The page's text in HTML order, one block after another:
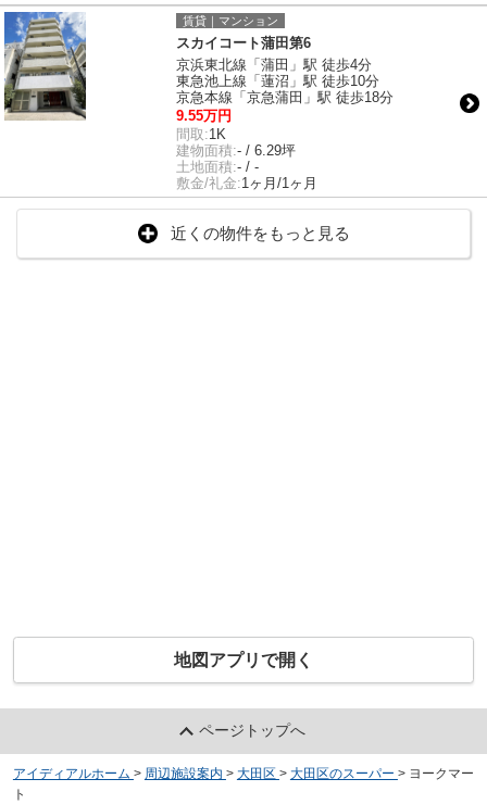
賃貸｜マンション
スカイコート蒲田第6
京浜東北線「蒲田」駅 徒歩4分
東急池上線「蓮沼」駅 徒歩10分
京急本線「京急蒲田」駅 徒歩18分
9.55万円
間取:1K
建物面積:- / 6.29坪
土地面積:- / -
敷金/礼金:1ヶ月/1ヶ月
近くの物件をもっと見る
地図アプリで開く
ページトップへ
アイディアルホーム > 周辺施設案内 > 大田区 > 大田区のスーパー > ヨークマー
ト